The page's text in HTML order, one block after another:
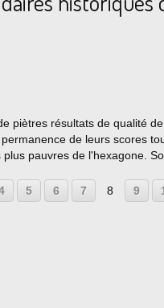
piètres résultats de qualité
de leurs scores
pauvres de l'hexagone.
5 6 7 8 9